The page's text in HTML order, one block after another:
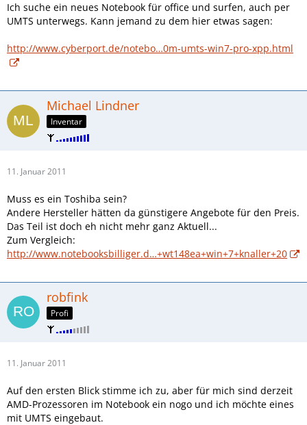
Ich suche ein neues Notebook für office und surfen, auch per
UMTS unterwegs. Kann jemand zu dem hier etwas sagen:
http://www.cyberport.de/notebo…0m-umts-win7-pro-xpp.html
Michael Lindner
Inventar
11. Januar 2011
Muss es ein Toshiba sein?
Andere Hersteller hätten da günstigere Angebote für den Preis.
Das Teil ist doch eh nicht mehr ganz Aktuell...
Zum Vergleich:
http://www.notebooksbilliger.d…+wt148ea+win+7+knaller+20
robfink
Profi
11. Januar 2011
Auf den ersten Blick stimme ich zu, aber für mich sind derzeit
AMD-Prozessoren im Notebook ein nogo und ich möchte eines
mit UMTS eingebaut.